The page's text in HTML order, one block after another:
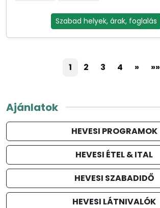
Szabad helyek, árak, foglalás
1 2 3 4 » »»
Ajánlatok
HEVESI PROGRAMOK
HEVESI ÉTEL & ITAL
HEVESI SZABADIDŐ
HEVESI LÁTNIVALÓK